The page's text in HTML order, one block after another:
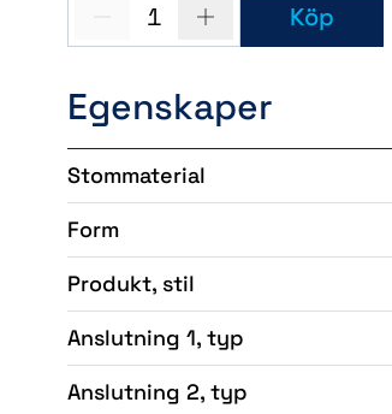
1 Köp
Egenskaper
Stommaterial
Form
Produkt, stil
Anslutning 1, typ
Anslutning 2, typ